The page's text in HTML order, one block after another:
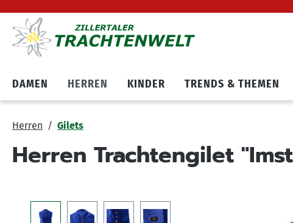
springen Zum Cookie Banner springen
DAMEN HERREN KINDER TRENDS & THEMEN
Herren Gilets
Herren Trachtengilet
Bildergalerie überspringen